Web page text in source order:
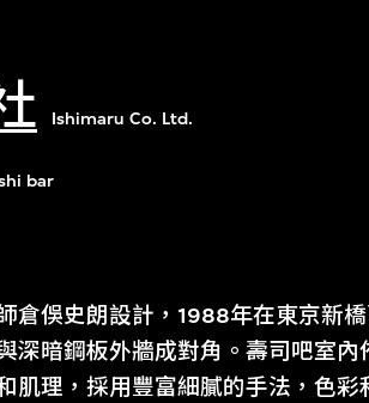
Ishimaru Co. Ltd.
bar
倉俁史朗設計，1988年在東京新
深暗鋼板外牆成對角。壽司吧室
肌理，採用豐富細膩的手法，色